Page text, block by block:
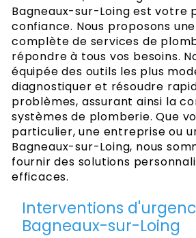
Bagneaux-sur-Loing est votre
confiance. Nous proposons
complète de services de
répondre à tous vos besoins.
équipée des outils les plus
diagnostiquer et résoudre
problèmes, assurant ainsi la
systèmes de plomberie. Que
particulier, une entreprise ou
Bagneaux-sur-Loing, nous
fournir des solutions
efficaces.
Interventions
Bagneaux-sur-Loing